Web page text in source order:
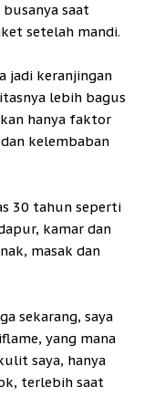
saat
setelah mandi.
jadi keranjingan
lebih bagus
hanya faktor
kelembaban
30 tahun seperti
kamar dan
masak dan
sekarang, saya
yang mana
saya, hanya
terlebih saat